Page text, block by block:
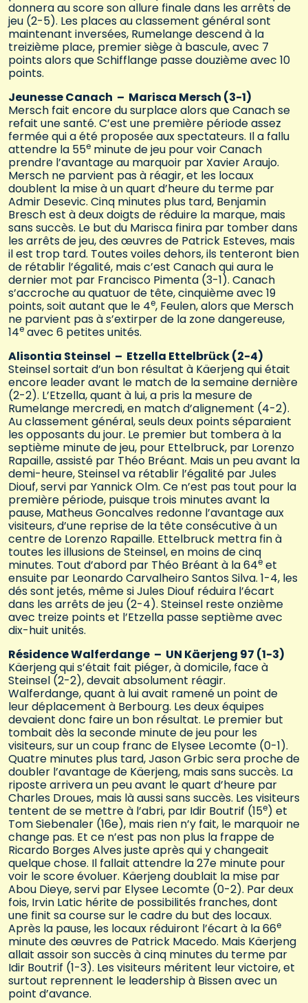
donnera au score son allure finale dans les arrêts de
jeu (2-5). Les places au classement général sont
maintenant inversées, Rumelange descend à la
treizième place, premier siège à bascule, avec 7
points alors que Schifflange passe douzième avec 10
points.
Jeunesse Canach – Marisca Mersch (3-1)
Mersch fait encore du surplace alors que Canach se
refait une santé. C’est une première période assez
fermée qui a été proposée aux spectateurs. Il a fallu
attendre la 55e minute de jeu pour voir Canach
prendre l’avantage au marquoir par Xavier Araujo.
Mersch ne parvient pas à réagir, et les locaux
doublent la mise à un quart d’heure du terme par
Admir Desevic. Cinq minutes plus tard, Benjamin
Bresch est à deux doigts de réduire la marque, mais
sans succès. Le but du Marisca finira par tomber dans
les arrêts de jeu, des œuvres de Patrick Esteves, mais
il est trop tard. Toutes voiles dehors, ils tenteront bien
de rétablir l’égalité, mais c’est Canach qui aura le
dernier mot par Francisco Pimenta (3-1). Canach
s’accroche au quatuor de tête, cinquième avec 19
points, soit autant que le 4e, Feulen, alors que Mersch
ne parvient pas à s’extirper de la zone dangereuse,
14e avec 6 petites unités.
Alisontia Steinsel – Etzella Ettelbrück (2-4)
Steinsel sortait d’un bon résultat à Käerjeng qui était
encore leader avant le match de la semaine dernière
(2-2). L’Etzella, quant à lui, a pris la mesure de
Rumelange mercredi, en match d’alignement (4-2).
Au classement général, seuls deux points séparaient
les opposants du jour. Le premier but tombera à la
septième minute de jeu, pour Ettelbruck, par Lorenzo
Rapaille, assisté par Théo Bréant. Mais un peu avant la
demi-heure, Steinsel va rétablir l’égalité par Jules
Diouf, servi par Yannick Olm. Ce n’est pas tout pour la
première période, puisque trois minutes avant la
pause, Matheus Goncalves redonne l’avantage aux
visiteurs, d’une reprise de la tête consécutive à un
centre de Lorenzo Rapaille. Ettelbruck mettra fin à
toutes les illusions de Steinsel, en moins de cinq
minutes. Tout d’abord par Théo Bréant à la 64e et
ensuite par Leonardo Carvalheiro Santos Silva. 1-4, les
dés sont jetés, même si Jules Diouf réduira l’écart
dans les arrêts de jeu (2-4). Steinsel reste onzième
avec treize points et l’Etzella passe septième avec
dix-huit unités.
Résidence Walferdange – UN Käerjeng 97 (1-3)
Käerjeng qui s’était fait piéger, à domicile, face à
Steinsel (2-2), devait absolument réagir.
Walferdange, quant à lui avait ramené un point de
leur déplacement à Berbourg. Les deux équipes
devaient donc faire un bon résultat. Le premier but
tombait dès la seconde minute de jeu pour les
visiteurs, sur un coup franc de Elysee Lecomte (0-1).
Quatre minutes plus tard, Jason Grbic sera proche de
doubler l’avantage de Käerjeng, mais sans succès. La
riposte arrivera un peu avant le quart d’heure par
Charles Droues, mais là aussi sans succès. Les visiteurs
tentent de se mettre à l’abri, par Idir Boutrif (15e) et
Tom Siebenaler (16e), mais rien n’y fait, le marquoir ne
change pas. Et ce n’est pas non plus la frappe de
Ricardo Borges Alves juste après qui y changeait
quelque chose. Il fallait attendre la 27e minute pour
voir le score évoluer. Käerjeng doublait la mise par
Abou Dieye, servi par Elysee Lecomte (0-2). Par deux
fois, Irvin Latic hérite de possibilités franches, dont
une finit sa course sur le cadre du but des locaux.
Après la pause, les locaux réduiront l’écart à la 66e
minute des œuvres de Patrick Macedo. Mais Käerjeng
allait assoir son succès à cinq minutes du terme par
Idir Boutrif (1-3). Les visiteurs méritent leur victoire, et
surtout reprennent le leadership à Bissen avec un
point d’avance.